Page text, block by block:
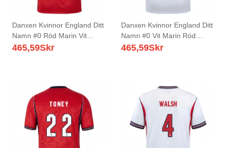
Danxen Kvinnor England Ditt
Namn #0 Röd Marin Vit
Bortatröja Matchtröjor 26-28
465,59Skr
Danxen Kvinnor England Ditt
Namn #0 Vit Marin Röd
Hemmatröja Matchtröjor 26-
465,59Skr